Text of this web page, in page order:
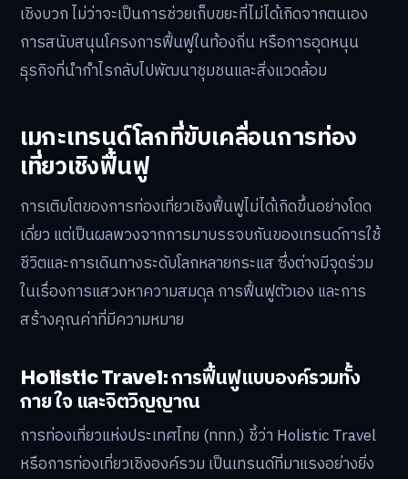
เชิงบวก ไม่ว่าจะเป็นการช่วยเก็บขยะที่ไม่ได้เกิดจากตนเอง
การสนับสนุนโครงการฟื้นฟูในท้องถิ่น หรือการอุดหนุน
ธุรกิจที่นำกำไรกลับไปพัฒนาชุมชนและสิ่งแวดล้อม
เมกะเทรนด์โลกที่ขับเคลื่อนการท่อง
เที่ยวเชิงฟื้นฟู
การเติบโตของการท่องเที่ยวเชิงฟื้นฟูไม่ได้เกิดขึ้นอย่างโดด
เดี่ยว แต่เป็นผลพวงจากการมาบรรจบกันของเทรนด์การใช้
ชีวิตและการเดินทางระดับโลกหลายกระแส ซึ่งต่างมีจุดร่วม
ในเรื่องการแสวงหาความสมดุล การฟื้นฟูตัวเอง และการ
สร้างคุณค่าที่มีความหมาย
Holistic Travel: การฟื้นฟูแบบองค์รวมทั้ง
กาย ใจ และจิตวิญญาณ
การท่องเที่ยวแห่งประเทศไทย (ททท.) ชี้ว่า Holistic Travel
หรือการท่องเที่ยวเชิงองค์รวม เป็นเทรนด์ที่มาแรงอย่างยิ่ง